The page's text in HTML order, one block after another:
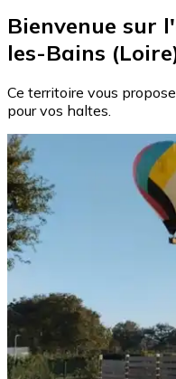
Bienvenue sur
les-Bains
Ce territoire vous
pour vos haltes.